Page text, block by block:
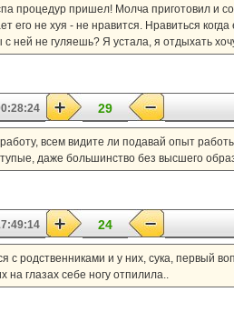
процедур пришел! Молча приготовил и
его не хуя - не нравится. Нравиться
с ней не гуляешь? Я устала, я отдыхать
29
всем видите ли подавай опыт
даже большинство без высшего
24
с родственниками и у них, сука, первый
на глазах себе ногу отпилила..